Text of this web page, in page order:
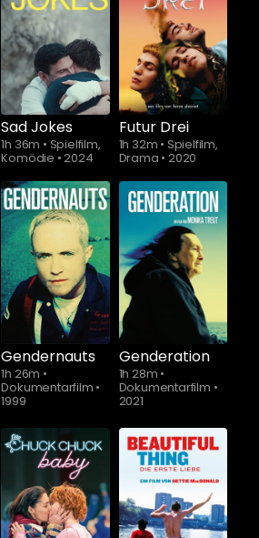
Schauen Sie
ab$5.90
Sad Jokes
1h 36m • Spielfilm,
Komödie •2024
Schauen Sie
ab$5.90
Futur Drei
1h 32m • Spielfilm,
Drama • 2020
Schauen Sie
ab$5.90
Gendernauts
1h 26m •
Dokumentarfilm •
1999
Schauen Sie
ab $5.90
Genderation
1h 28m •
Dokumentarfilm •
2021